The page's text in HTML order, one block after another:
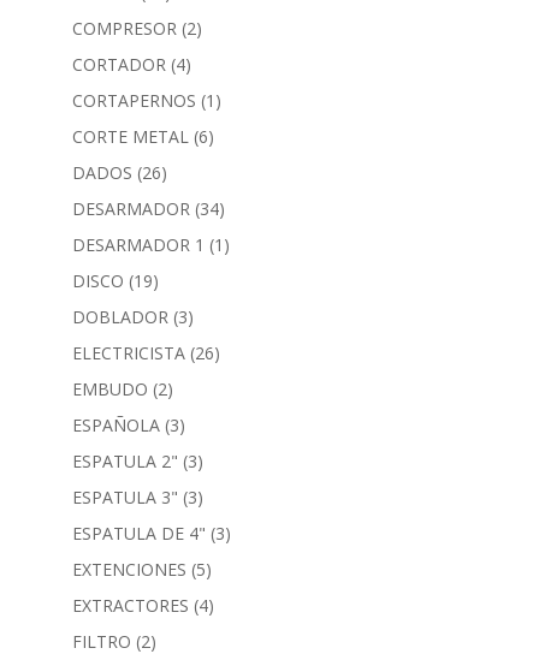
COMPRESOR (2)
CORTADOR (4)
CORTAPERNOS (1)
CORTE METAL (6)
DADOS (26)
DESARMADOR (34)
DESARMADOR 1 (1)
DISCO (19)
DOBLADOR (3)
ELECTRICISTA (26)
EMBUDO (2)
ESPAÑOLA (3)
ESPATULA 2" (3)
ESPATULA 3" (3)
ESPATULA DE 4" (3)
EXTENCIONES (5)
EXTRACTORES (4)
FILTRO (2)